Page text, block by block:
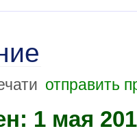
отправить
1 мая